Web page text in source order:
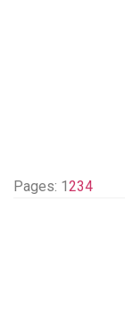
Pages: 1 234